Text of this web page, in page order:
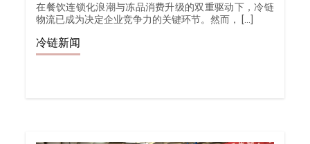
在餐饮连锁化浪潮与冻品消费升级的双重驱动下，冷链
物流已成为决定企业竞争力的关键环节。然而， […]
冷链新闻